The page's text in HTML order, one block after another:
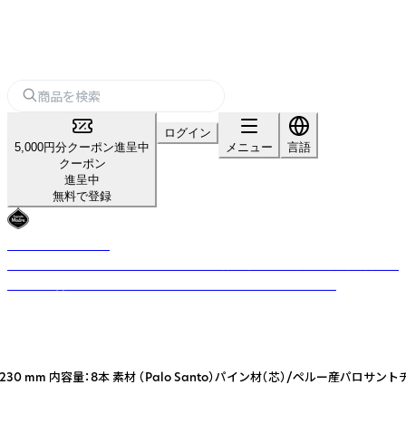
5,000円分クーポン進呈中
クーポン
進呈中
無料で登録
ログイン
メニュー
言語
内容量：8本 素材 （Palo Santo）パイン材（芯）/ペルー産